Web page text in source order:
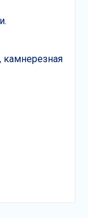
камнерезная